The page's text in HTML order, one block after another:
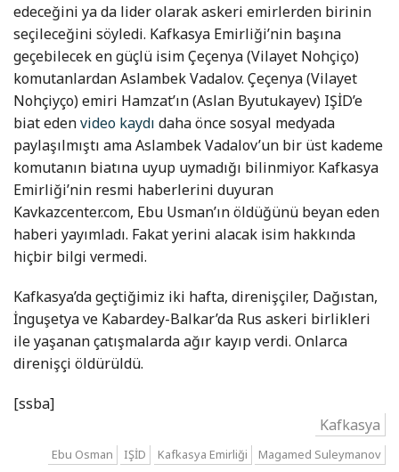
edeceğini ya da lider olarak askeri emirlerden birinin
seçileceğini söyledi. Kafkasya Emirliği’nin başına
geçebilecek en güçlü isim Çeçenya (Vilayet Nohçiço)
komutanlardan Aslambek Vadalov. Çeçenya (Vilayet
Nohçiyço) emiri Hamzat’ın (Aslan Byutukayev) IŞİD’e
biat edenvideo kaydı daha önce sosyal medyada
paylaşılmıştı ama Aslambek Vadalov’un bir üst kademe
komutanın biatına uyup uymadığı bilinmiyor. Kafkasya
Emirliği’nin resmi haberlerini duyuran
Kavkazcenter.com, Ebu Usman’ın öldüğünü beyan eden
haberi yayımladı. Fakat yerini alacak isim hakkında
hiçbir bilgi vermedi.
Kafkasya’da geçtiğimiz iki hafta, direnişçiler, Dağıstan,
İnguşetya ve Kabardey-Balkar’da Rus askeri birlikleri
ile yaşanan çatışmalarda ağır kayıp verdi. Onlarca
direnişçi öldürüldü.
[ssba]
Kafkasya
Ebu Osman IŞİD Kafkasya Emirliği Magamed Suleymanov